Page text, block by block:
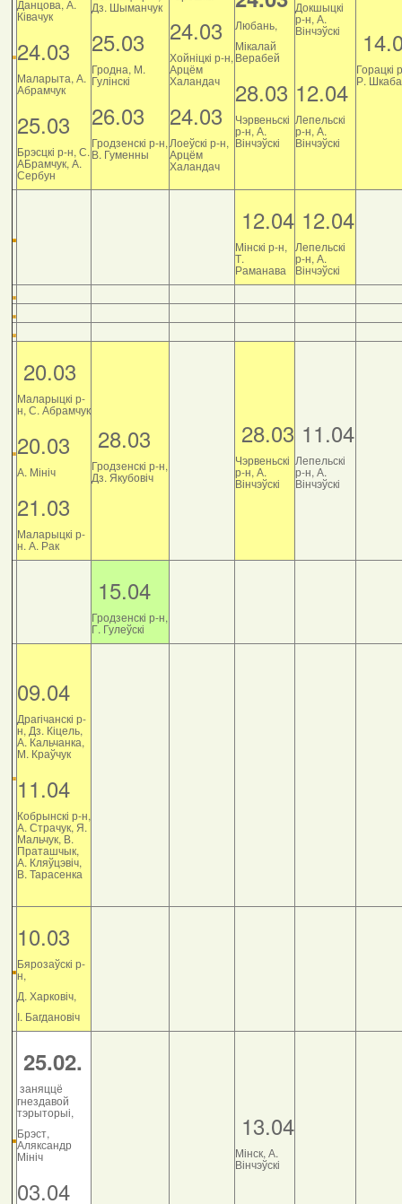
Данцова, А.
Ківачук
24.03
Маларыта, А.
Абрамчук
25.03
Брэсцкі р-н, С.
АБрамчук, А.
Сербун
Дз. Шыманчук
25.03
Гродна, М.
Гулінскі
26.03
Гродзенскі р-н,
В. Гуменны
24.03
Хойніцкі р-н,
Арцём
Халандач
24.03
Лоеўскі р-н,
Арцём
Халандач
Любань,
Мікалай
Верабей
28.03
Чэрвеньскі
р-н, А.
Вінчэўскі
Докшыцкі
р-н, А.
Вінчэўскі
12.04
Лепельскі
р-н, А.
Вінчэўскі
Горацкі
Р.
12.04
Мінскі р-н,
Т.
Раманава
12.04
Лепельскі
р-н, А.
Вінчэўскі
20.03
Маларыцкі р-
н, С. Абрамчук
20.03
А. Мініч
21.03
Маларыцкі р-
н. А. Рак
28.03
Гродзенскі р-н,
Дз. Якубовіч
28.03
Чэрвеньскі
р-н, А.
Вінчэўскі
11.04
Лепельскі
р-н, А.
Вінчэўскі
15.04
Гродзенскі р-н,
Г. Гулеўскі
09.04
Драгічанскі р-
н, Дз. Кіцель,
А. Кальчанка,
М. Краўчук
11.04
Кобрынскі р-н,
А. Страчук, Я.
Мальчук, В.
Праташчык,
А. Кляўцэвіч,
В. Тарасенка
10.03
Бярозаўскі р-
н,
Д. Харковіч,
І. Багдановіч
25.02.
заняццё
гнездавой
тэрыторыі,
Брэст,
Аляксандр
Мініч
03.04
13.04
Мінск, А.
Вінчэўскі